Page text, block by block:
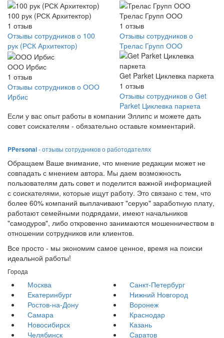
100 рук (РСК Архитектор)
1 отзыв
Отзывы сотрудников о 100
рук (РСК Архитектор)
Трелас Групп ООО
1 отзыв
Отзывы сотрудников о
Трелас Групп ООО
ООО Ирбис
1 отзыв
Отзывы сотрудников о ООО
Ирбис
Get Parket Циклевка паркета
1 отзыв
Отзывы сотрудников о Get
Parket Циклевка паркета
Если у вас опыт работы в компании Эллипс и можете дать
совет соискателям - обязательно оставьте комментарий.
PPersonal- отзывы сотрудников о работодателях
Обращаем Ваше внимание, что мнение редакции может не
совпадать с мнением автора. Мы даем возможность
пользователям дать совет и поделится важной информацией
с соискателями, которые ищут работу. Это связано с тем, что
более 60% компаний выплачивают "серую" заработную плату,
работают семейными подрядами, имеют начальников
"самодуров", либо откровенно занимаются мошенничеством в
отношении сотрудников или клиентов.
Все просто - мы экономим самое ценное, время на поиски
идеальной работы!
Города
Москва
Санкт-Петербург
Екатеринбург
Нижний Новгород
Ростов-на-Дону
Воронеж
Самара
Краснодар
Новосибирск
Казань
Челябинск
Саратов